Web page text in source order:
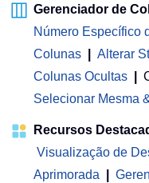
Gerenciador de
Número Específico
Colunas
Alterar
Colunas Ocultas
Selecionar Mesma
Recursos
Visualização de
Aprimorada